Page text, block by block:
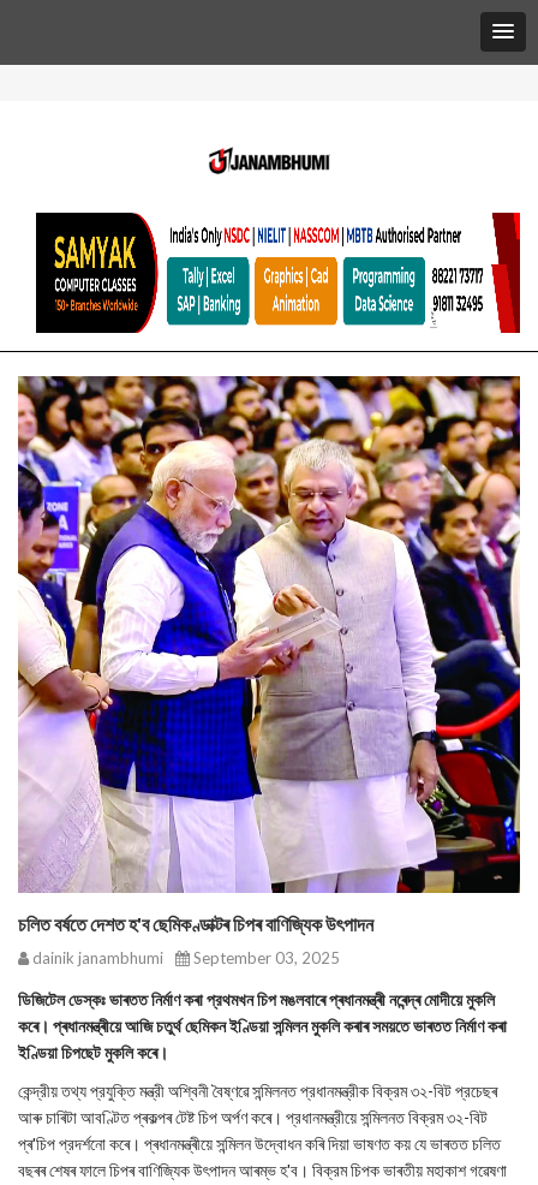
চলিত বর্ষতে দেশত হ'ব ছেমিকণ্ডাক্টৰ চিপৰ বাণিজ্যিক উৎপাদন
dainik janambhumi September 03, 2025
ডিজিটেল ডেস্কঃ ভাৰতত নিৰ্মাণ কৰা প্রথমখন চিপ মঙলবাৰে প্ৰধানমন্ত্ৰী নৰেন্দ্ৰ মোদীয়ে মুকলি
কৰে। প্ৰধানমন্ত্ৰীয়ে আজি চতুর্থ ছেমিকন ইণ্ডিয়া সন্মিলন মুকলি কৰাৰ সময়তে ভাৰতত নিৰ্মাণ কৰা
ইণ্ডিয়া চিপছেট মুকলি কৰে।
কেন্দ্রীয় তথ্য প্রযুক্তি মন্ত্রী অশ্বিনী বৈষ্ণৱে সন্মিলনত প্রধানমন্ত্রীক বিক্রম ৩২-বিট প্রচেছৰ
আৰু চাৰিটা আবণ্টিত প্ৰকল্পৰ টেষ্ট চিপ অর্পণ কৰে। প্রধানমন্ত্রীয়ে সন্মিলনত বিক্রম ৩২-বিট
প্ৰ'চিপ প্রদর্শনো কৰে। প্ৰধানমন্ত্ৰীয়ে সন্মিলন উদ্বোধন কৰি দিয়া ভাষণত কয় যে ভাৰতত চলিত
বছৰৰ শেষৰ ফালে চিপৰ বাণিজ্যিক উৎপাদন আৰম্ভ হ'ব। বিক্রম চিপক ভাৰতীয় মহাকাশ গৱেষণা